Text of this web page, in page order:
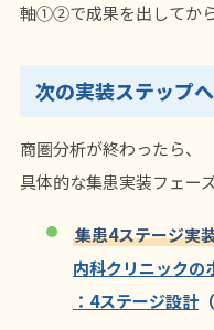
軸①②で成果を出してから
次の実装ステップ
商圏分析が終わったら、
具体的な集患実装フェー
集患4ステージ実
内科クリニックの
：4ステージ設計